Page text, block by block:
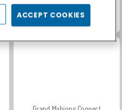
Farm Merge Valley
Grand Mahjong Connect
ACCEPT COOKIES